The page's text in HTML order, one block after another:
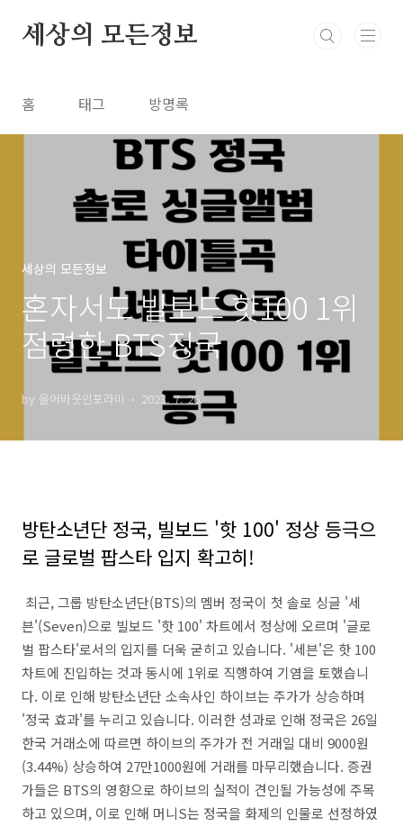
세상의 모든정보
홈 태그 방명록
세상의 모든정보
혼자서도 빌보드 핫100 1위
점령한 BTS정국
by 올어바웃인포라미 2023. 7. 26.
방탄소년단 정국, 빌보드 '핫 100' 정상 등극으
로 글로벌 팝스타 입지 확고히!
최근, 그룹 방탄소년단(BTS)의 멤버 정국이 첫 솔로 싱글 '세
븐'(Seven)으로 빌보드 '핫 100' 차트에서 정상에 오르며 '글로
벌 팝스타'로서의 입지를 더욱 굳히고 있습니다. '세븐'은 핫 100
차트에 진입하는 것과 동시에 1위로 직행하여 기염을 토했습니
다. 이로 인해 방탄소년단 소속사인 하이브는 주가가 상승하며
'정국 효과'를 누리고 있습니다. 이러한 성과로 인해 정국은 26일
한국 거래소에 따르면 하이브의 주가가 전 거래일 대비 9000원
(3.44%) 상승하여 27만1000원에 거래를 마무리했습니다. 증권
가들은 BTS의 영향으로 하이브의 실적이 견인될 가능성에 주목
하고 있으며, 이로 인해 머니S는 정국을 화제의 인물로 선정하였